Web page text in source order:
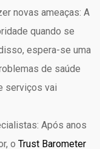
novas ameaças: A
quando se
espera-se uma
de saúde
serviços vai
Após anos
o Trust Barometer